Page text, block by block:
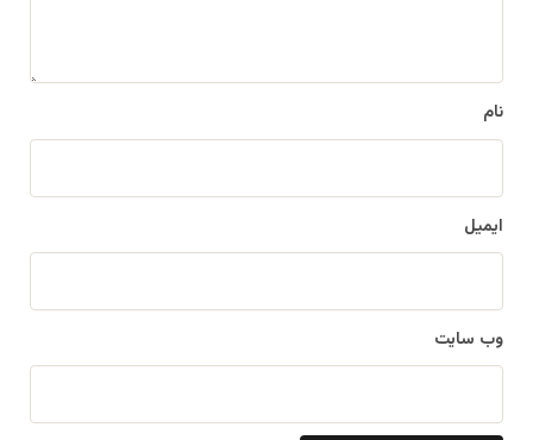
نام
ایمیل
وب‌ سایت